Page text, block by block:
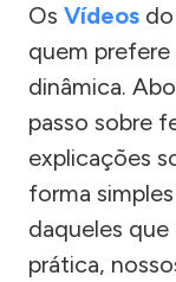
Os Vídeos
quem prefere
dinâmica.
passo sobre
explicações
forma
daqueles
prática,